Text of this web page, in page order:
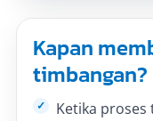
Kapan
timbangan?
Ketika